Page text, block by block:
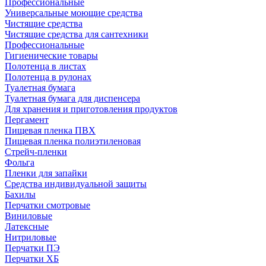
Профессиональные
Универсальные моющие средства
Чистящие средства
Чистящие средства для сантехники
Профессиональные
Гигиенические товары
Полотенца в листах
Полотенца в рулонах
Туалетная бумага
Туалетная бумага для диспенсера
Для хранения и приготовления продуктов
Пергамент
Пищевая пленка ПВХ
Пищевая пленка полиэтиленовая
Стрейч-пленки
Фольга
Пленки для запайки
Средства индивидуальной защиты
Бахилы
Перчатки смотровые
Виниловые
Латексные
Нитриловые
Перчатки ПЭ
Перчатки ХБ